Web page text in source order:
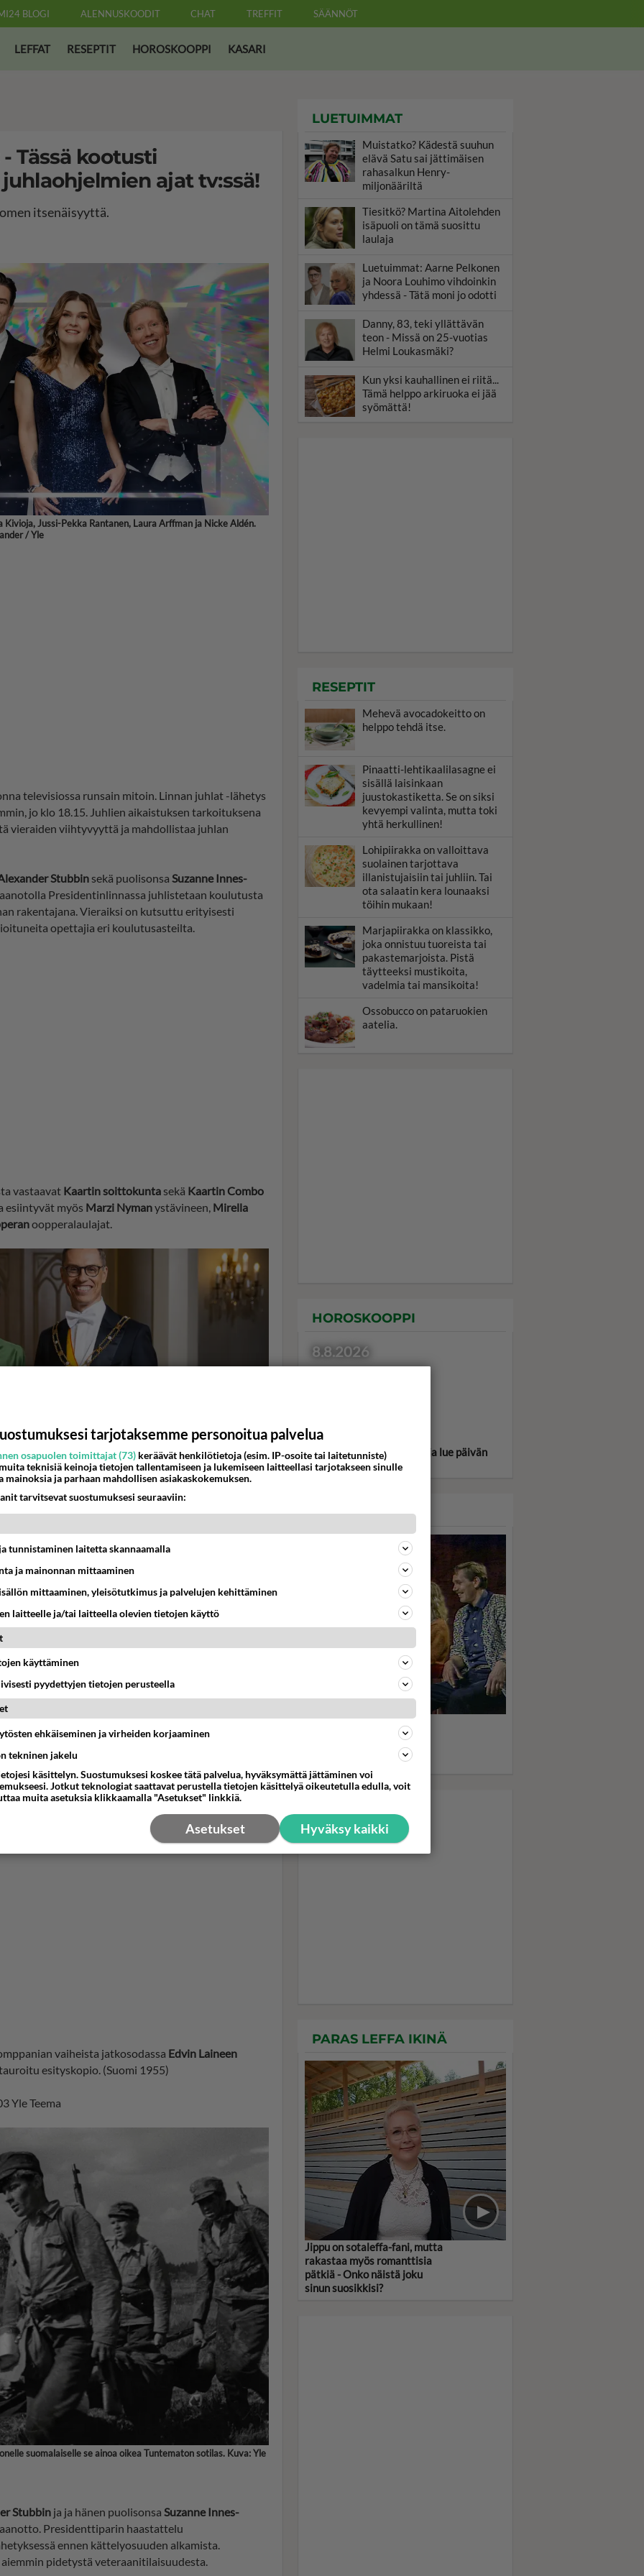
BLOGI ALENNUSKOODIT CHAT TREFFIT SÄÄNNÖT
LEFFAT RESEPTIT HOROSKOOPPI KASARI
Tässä kootusti
ajat tv:ssä!
itsenäisyyttä.
Jussi-Pekka Rantanen, Laura Arffman ja Nicke Aldén.
/ Yle
televisiossa runsain mitoin. Linnan juhlat -lähetys
jo klo 18.15. Juhlien aikaistuksen tarkoituksena
vieraiden viihtyvyyttä ja mahdollistaa juhlan
Stubbin sekä puolisonsa Suzanne Innes-
Presidentinlinnassa juhlistetaan koulutusta
rakentajana. Vieraiksi on kutsuttu erityisesti
opettajia eri koulutusasteilta.
vastaavat Kaartin soittokunta sekä Kaartin Combo
esiintyvät myös Marzi Nymanystävineen, Mirella
oopperalaulajat.
Suzanne Innes-Stubb ennen itsenäisyyspäivän vastaanoton
presidentin kanslia
järjestetään tänä vuonna Kouvolassa. Yle lähettää
klo 12.00).
nähdään Yle TV1:ssä ja Yle Areenassa klo 13.15-
koosteena klo 17.05-18.00 Yle TV1:llä.
everstiluutnanttiIikka Nyman
Yle Radio Suomi klo 11.55, ohimarssi Yle TV1 ja Yle
13.10. Kooste Yle TV1 ja Yle Areena klo 17.05.
vaiheista jatkosodassa Edvin Laineen
esityskopio. (Suomi 1955)
Yle Teema
suomalaiselle se ainoa oikea Tuntematon sotilas. Kuva: Yle
Stubbin ja ja hänen puolisonsa Suzanne Innes-
Presidenttiparin haastattelu
ennen kättelyosuuden alkamista.
pidetystä veteraanitilaisuudesta.
LUETUIMMAT
Muistatko? Kädestä suuhun
elävä Satu sai jättimäisen
rahasalkun Henry-
miljonääriltä
Tiesitkö? Martina Aitolehden
isäpuoli on tämä suosittu
laulaja
Luetuimmat: Aarne Pelkonen
ja Noora Louhimo vihdoinkin
yhdessä - Tätä moni jo odotti
Danny, 83, teki yllättävän
teon - Missä on 25-vuotias
Helmi Loukasmäki?
Kun yksi kauhallinen ei riitä...
Tämä helppo arkiruoka ei jää
syömättä!
RESEPTIT
Mehevä avocadokeitto on
helppo tehdä itse.
Pinaatti-lehtikaalilasagne ei
sisällä laisinkaan
juustokastiketta. Se on siksi
kevyempi valinta, mutta toki
yhtä herkullinen!
Lohipiirakka on valloittava
suolainen tarjottava
illanistujaisiin tai juhliin. Tai
ota salaatin kera lounaaksi
töihin mukaan!
Marjapiirakka on klassikko,
joka onnistuu tuoreista tai
pakastemarjoista. Pistä
täytteeksi mustikoita,
vadelmia tai mansikoita!
Ossobucco on pataruokien
aatelia.
HOROSKOOPPI
8.8.2026
Valitse oma tähtimerkkisi ja lue päivän
horoskooppi!
KASARI
Muistatko "Thilia thalia
thallallaa" visailun? - Nyt
uusintana herkkupalat!
Mukana mm. Esko Kovero
PARAS LEFFA IKINÄ
Jippu on sotaleffa-fani, mutta
rakastaa myös romanttisia
pätkiä - Onko näistä joku
sinun suosikkisi?
tarjotaksemme personoitua palvelua
osapuolen toimittajat (73) keräävät henkilötietoja (esim. IP-osoite tai laitetunniste)
teknisiä keinoja tietojen tallentamiseen ja lukemiseen laitteellasi tarjotakseen sinulle
ja parhaan mahdollisen asiakaskokemuksen.
tarvitsevat suostumuksesi seuraaviin:
tunnistaminen laitetta skannaamalla
ja mainonnan mittaaminen
mittaaminen, yleisötutkimus ja palvelujen kehittäminen
laitteelle ja/tai laitteella olevien tietojen käyttö
käyttäminen
pyydettyjen tietojen perusteella
ehkäiseminen ja virheiden korjaaminen
tekninen jakelu
käsittelyn. Suostumuksesi koskee tätä palvelua, hyväksymättä jättäminen voi
Jotkut teknologiat saattavat perustella tietojen käsittelyä oikeutetulla edulla, voit
muita asetuksia klikkaamalla "Asetukset" linkkiä.
Hyväksy kaikki
Asetukset